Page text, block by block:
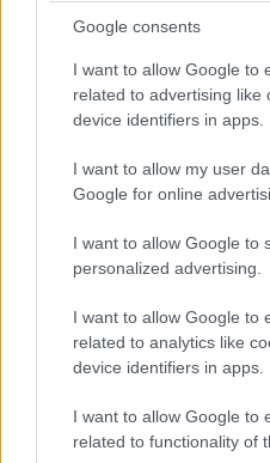
Google consents
I want to allow Google to
related to advertising like
device identifiers in apps.
I want to allow my user
Google for online
I want to allow Google to
personalized advertising.
I want to allow Google to
related to analytics like
device identifiers in apps.
I want to allow Google to
related to functionality of
TRENDING